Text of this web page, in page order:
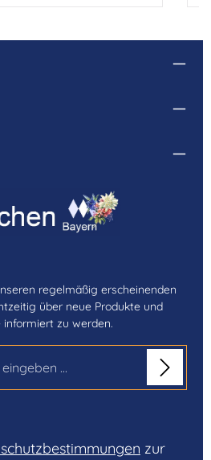
regelmäßig erscheinenden
über neue Produkte und
informiert zu werden.
zur